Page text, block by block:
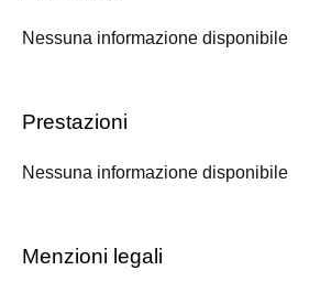
Nessuna informazione disponibile
Prestazioni
Nessuna informazione disponibile
Menzioni legali